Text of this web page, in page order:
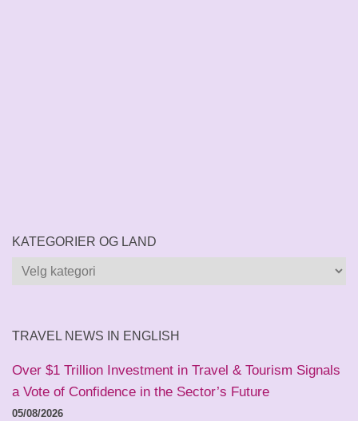
KATEGORIER OG LAND
Kategorier
TRAVEL NEWS IN ENGLISH
Over $1 Trillion Investment in Travel & Tourism Signals
a Vote of Confidence in the Sector’s Future
05/08/2026